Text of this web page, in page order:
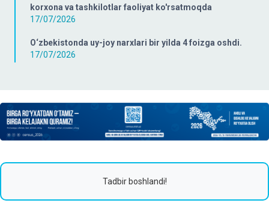
korxona va tashkilotlar faoliyat ko'rsatmoqda
17/07/2026
O‘zbekistonda uy-joy narxlari bir yilda 4 foizga oshdi.
17/07/2026
Tadbir boshlandi!